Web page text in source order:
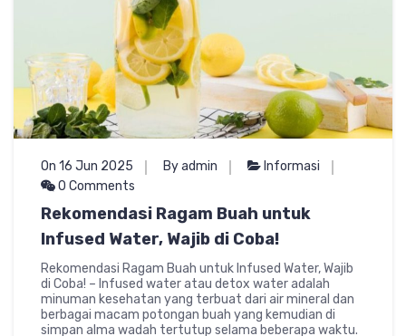
On 16 Jun 2025 By admin
Informasi
0 Comments
Rekomendasi Ragam Buah untuk
Infused Water, Wajib di Coba!
Rekomendasi Ragam Buah untuk Infused Water, Wajib
di Coba! – Infused water atau detox water adalah
minuman kesehatan yang terbuat dari air mineral dan
berbagai macam potongan buah yang kemudian di
simpan alma wadah tertutup selama beberapa waktu.